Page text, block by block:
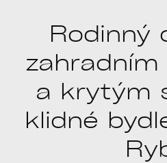
Rodinný
a krytým
klidné